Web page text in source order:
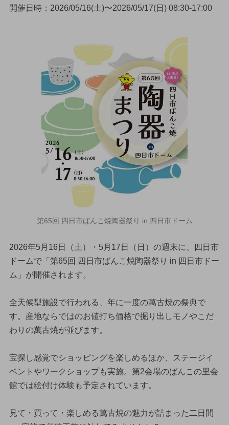
開催日時：2026/05/16(土)〜2026/05/17(日) 08:30-17:00
第65回 四日市ばんこ焼陶器祭り in 四日市ドーム
2026年5月16日（土）・5月17日（日）の週末に、四日市
ドームで「第65回 四日市ばんこ焼陶器祭り in 四日市ドー
ム」が開催されます。
全天候型施設で行われる、年に一度の萬古焼の祭典で
す。産地ならではのお値打ち価格で掘り出しモノやこだ
わりの萬古焼が並びます。
宝探し感覚でショッピングを楽しめるほか、ステージイ
ベントやワークショップも実施。第2会場のばんこの里会
館では絵付け体験も予定されています。
見て・買って・楽しめる萬古焼の魅力が詰まった二日間